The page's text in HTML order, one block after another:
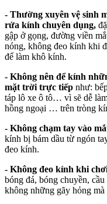
- Thường xuyên vệ sinh
rửa kính chuyên dụng,
gập ở gọng, đường viền
nóng, không đeo kính khi
để làm khô kính.
- Không nên để kính
mặt trời trực tiếp như:
táp lô xe ô tô… vì sẽ dễ
hồng ngoại … trên tròng
- Không chạm tay vào
kính bị bám dầu từ ngón
đeo kính.
- Không đeo kính khi
bóng đá, bóng chuyền,
không những gãy hỏng